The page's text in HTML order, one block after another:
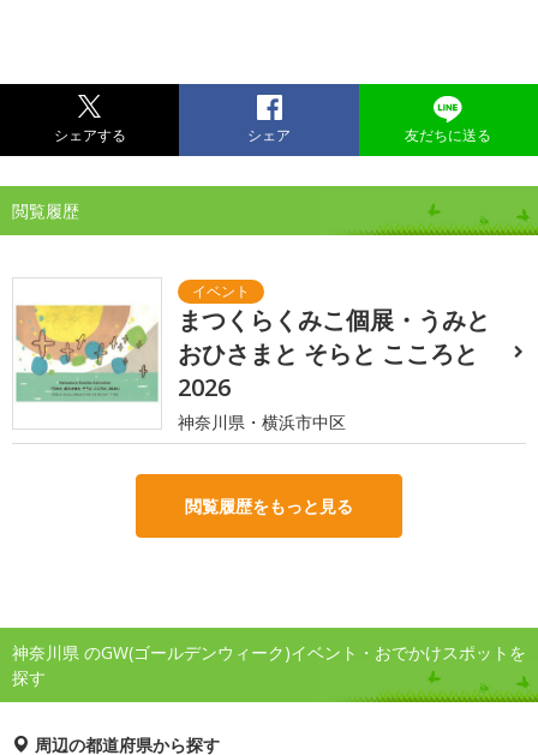
シェアする シェア 友だちに送る
閲覧履歴
まつくらくみこ個展・うみと
おひさまと そらと こころと
2026
神奈川県・横浜市中区
閲覧履歴をもっと見る
神奈川県 のGW(ゴールデンウィーク)イベント・おでかけスポットを
探す
周辺の都道府県から探す